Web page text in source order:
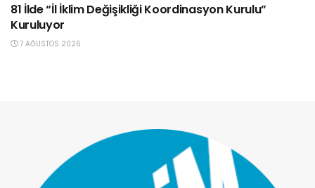
81 İlde “İl İklim Değişikliği Koordinasyon Kurulu”
Kuruluyor
7 AĞUSTOS 2026